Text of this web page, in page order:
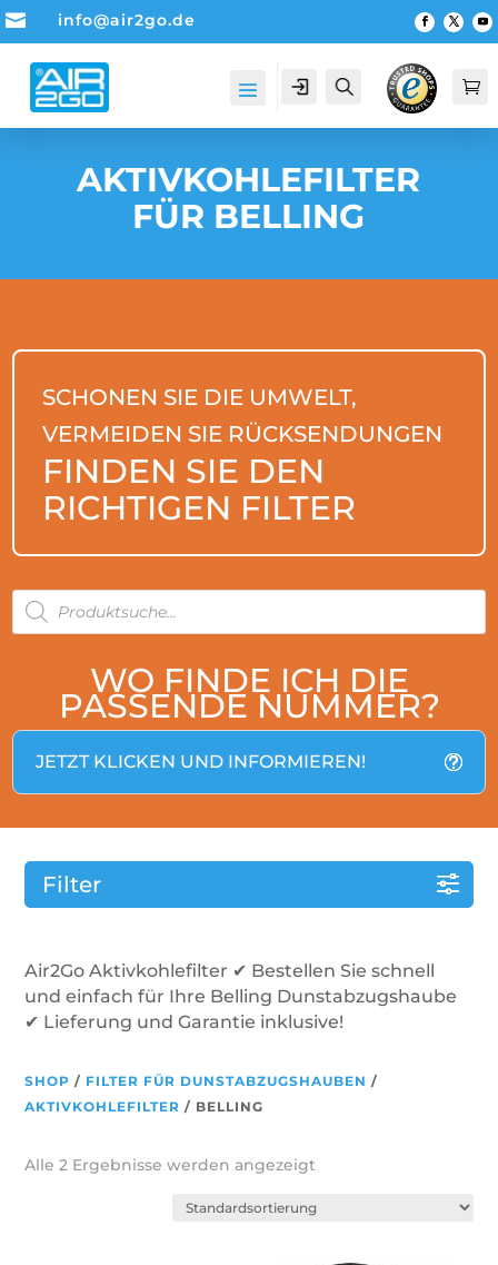
 info@air2go.de
Account Suche 
AKTIVKOHLEFILTER
FÜR BELLING
SCHONEN SIE DIE UMWELT,
VERMEIDEN SIE RÜCKSENDUNGEN
FINDEN SIE DEN
RICHTIGEN FILTER
PRODUCTS
SEARCH
WO FINDE ICH DIE
PASSENDE NUMMER?
JETZT KLICKEN UND INFORMIEREN!
Filter
Air2Go Aktivkohlefilter ✔ Bestellen Sie schnell
und einfach für Ihre Belling Dunstabzugshaube
✔ Lieferung und Garantie inklusive!
SHOP / FILTER FÜR DUNSTABZUGSHAUBEN /
AKTIVKOHLEFILTER / BELLING
Alle 2 Ergebnisse werden angezeigt